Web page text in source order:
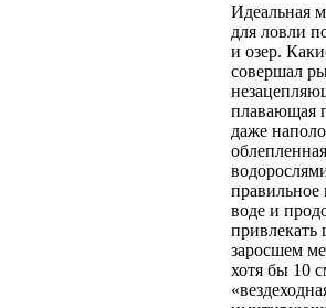
Идеальная
для ловли
и озер.
совершал
плавающая
даже
воде и
привлекать
заросшем
хотя бы 10